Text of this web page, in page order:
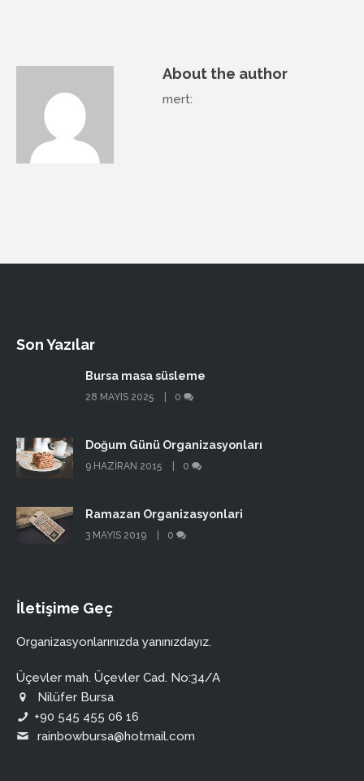
About the author
mert:
Son Yazılar
Bursa masa süsleme
28 MAYIS 2025 0
Doğum Günü Organizasyonları
9 HAZIRAN 2015 0
Ramazan Organizasyonlari
3 MAYIS 2019 0
İletişime Geç
Organizasyonlarınızda yanınızdayız.
Üçevler mah. Üçevler Cad. No:34/A
Nilüfer Bursa
+90 545 455 06 16
rainbowbursa@hotmail.com